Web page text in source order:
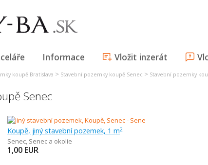
Informace Vložit inzerát
koupě Bratislava > Stavební pozemky koupě Senec > Stavební pozemky
Senec
Koupě, jiný stavební pozemek, 1 m2
Senec, Senec a okolie
1,00 EUR